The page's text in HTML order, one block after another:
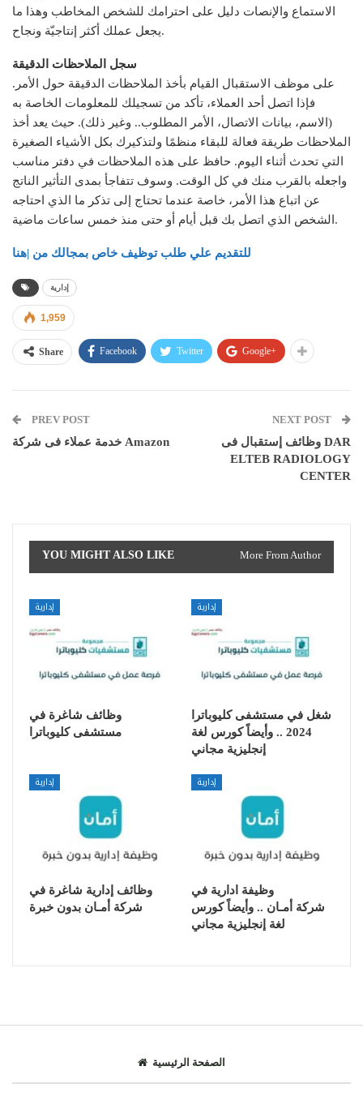
الاستماع والإنصات دليل على احترامك للشخص المخاطب وهذا ما
يجعل عملك أكثر إنتاجيّة ونجاح.
سجل الملاحظات الدقيقة
على موظف الاستقبال القيام بأخذ الملاحظات الدقيقة حول الأمر.
فإذا اتصل أحد العملاء، تأكد من تسجيلك للمعلومات الخاصة به
(الاسم، بيانات الاتصال، الأمر المطلوب.. وغير ذلك). حيث يعد أخذ
الملاحظات طريقة فعالة للبقاء منظمًا ولتذكيرك بكل الأشياء الصغيرة
التي تحدث أثناء اليوم. حافظ على هذه الملاحظات في دفتر مناسب
واجعله بالقرب منك في كل الوقت. وسوف تتفاجأ بمدى التأثير الناتج
عن اتباع هذا الأمر، خاصة عندما تحتاج إلى تذكر ما الذي احتاجه
الشخص الذي اتصل بك قبل أيام أو حتى منذ خمس ساعات ماضية.
للتقديم علي طلب توظيف خاص بمجالك من |هنا
إدارية
1,959
Share Facebook Twitter Google+
PREV POST
خدمة عملاء فى شركة Amazon
NEXT POST
وظائف إستقبال فى DAR
ELTEB RADIOLOGY
CENTER
YOU MIGHT ALSO LIKE More From Author
إدارية
وظائف شاغرة في
مستشفى كليوباترا
إدارية
شغل في مستشفى كليوباترا
2024 .. وأيضاً كورس لغة
إنجليزية مجاني
إدارية
وظائف إدارية شاغرة في
شركة أمـان بدون خبرة
إدارية
وظيفة ادارية في
شركة أمـان .. وأيضاً كورس
لغة إنجليزية مجاني
الصفحة الرئيسية